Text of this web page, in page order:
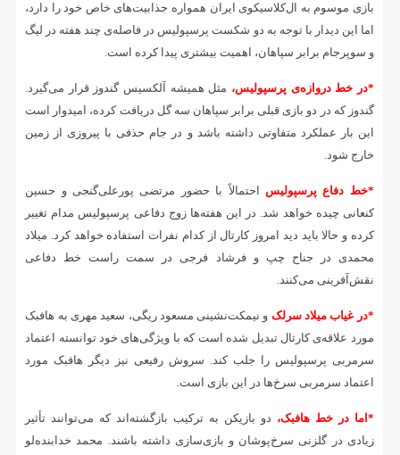
بازی موسوم به ال‌کلاسیکوی ایران همواره جذابیت‌های خاص خود را دارد،
اما این دیدار با توجه به دو شکست پرسپولیس در فاصله‌ی چند هفته در لیگ
و سوپرجام برابر سپاهان، اهمیت بیشتری پیدا کرده است.
*در خط دروازه‌ی پرسپولیس، مثل همیشه آلکسیس گندوز قرار می‌گیرد.
گندوز که در دو بازی قبلی برابر سپاهان سه گل دریافت کرده، امیدوار است
این بار عملکرد متفاوتی داشته باشد و در جام حذفی با پیروزی از زمین
خارج شود.
*خط دفاع پرسپولیس احتمالاً با حضور مرتضی پورعلی‌گنجی و حسین
کنعانی چیده خواهد شد. در این هفته‌ها زوج دفاعی پرسپولیس مدام تغییر
کرده و حالا باید دید امروز کارتال از کدام نفرات استفاده خواهد کرد. میلاد
محمدی در جناح چپ و فرشاد فرجی در سمت راست خط دفاعی
نقش‌آفرینی می‌کنند.
*در غیاب میلاد سرلک و نیمکت‌نشینی مسعود ریگی، سعید مهری به هافبک
مورد علاقه‌ی کارتال تبدیل شده است که با ویژگی‌های خود توانسته اعتماد
سرمربی پرسپولیس را جلب کند. سروش رفیعی نیز دیگر هافبک مورد
اعتماد سرمربی سرخ‌ها در این بازی است.
*اما در خط هافبک، دو بازیکن به ترکیب بازگشته‌اند که می‌توانند تأثیر
زیادی در گلزنی سرخ‌پوشان و بازی‌سازی داشته باشند. محمد خدابنده‌لو